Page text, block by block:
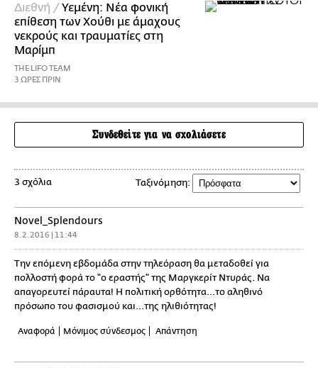
Διεθνή /Υεμένη: Νέα φονική
επίθεση των Χούθι με άμαχους
νεκρούς και τραυματίες στη
Μαρίμπ
THE LIFO TEAM
3 ΩΡΕΣ ΠΡΙΝ
Συνδεθείτε για να σχολιάσετε
3 σχόλια Ταξινόμηση:
Novel_Splendours
8.2.2016 | 11:44
Την επόμενη εβδομάδα στην τηλεόραση θα μεταδοθεί για
πολλοστή φορά το "ο εραστής" της Μαργκερίτ Ντυράς. Να
απαγορευτεί πάραυτα! Η πολιτική ορθότητα...το αληθινό
πρόσωπο του φασισμού και...της ηλιθιότητας!
Αναφορά Μόνιμος σύνδεσμος Απάντηση